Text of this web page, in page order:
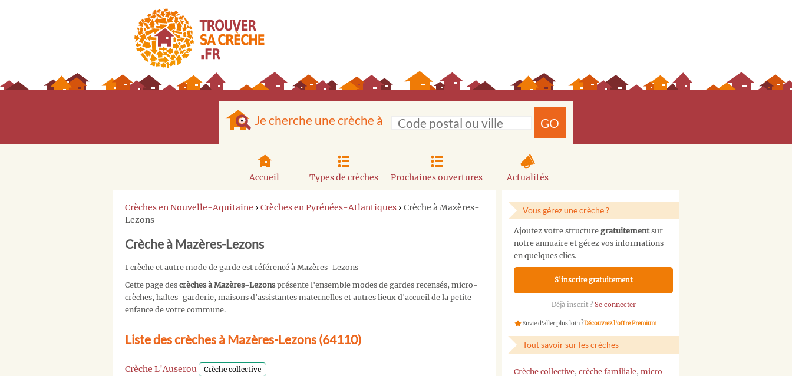
Je cherche une crèche à GO
Accueil Types de crèches Prochaines ouvertures Actualités
Crèches en Nouvelle-Aquitaine › Crèches en Pyrénées-Atlantiques › Crèche à Mazères-
Lezons
Crèche à Mazères-Lezons
1 crèche et autre mode de garde est référencé à Mazères-Lezons
Cette page des crèches à Mazères-Lezonsprésente l'ensemble modes de gardes recensés, micro-
crèches, haltes-garderie, maisons d'assistantes maternelles et autres lieux d'accueil de la petite
enfance de votre commune.
Liste des crèches à Mazères-Lezons (64110)
Crèche L'Auserou Crèche collective
Vous gérez une crèche ?
Ajoutez votre structure gratuitementsur
notre annuaire et gérez vos informations
en quelques clics.
S'inscrire gratuitement
Déjà inscrit ? Se connecter
Envie d'aller plus loin ?Découvrez l'offre Premium
Tout savoir sur les crèches
Crèche collective, crèche familiale, micro-